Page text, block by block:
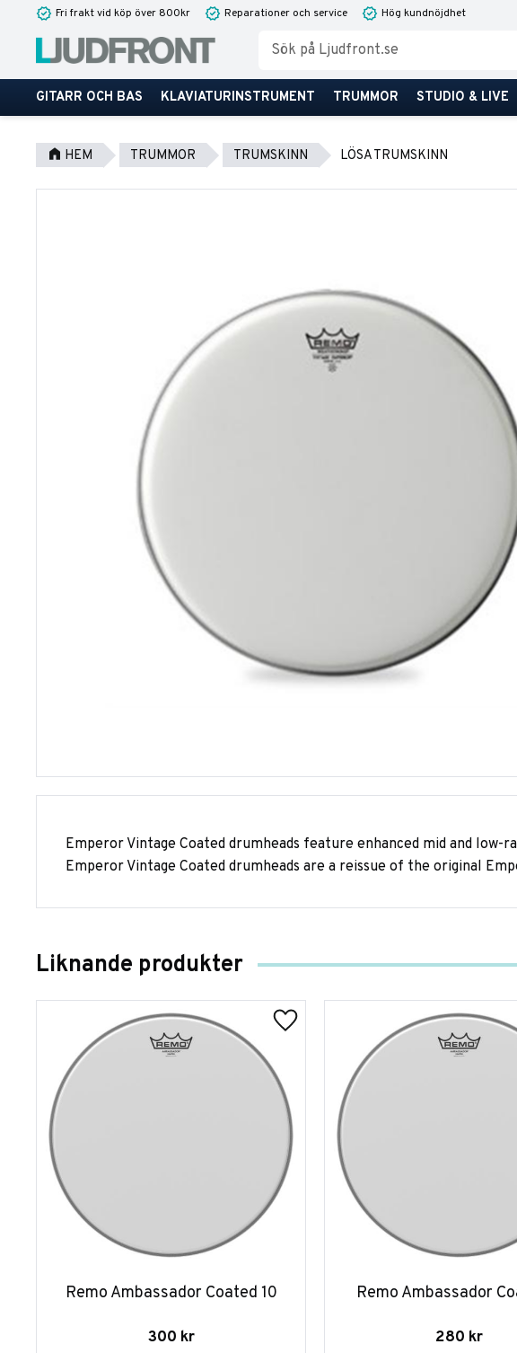
Fri frakt vid köp över 800kr Reparationer och service Hög kundnöjdhet
GITARR OCH BAS KLAVIATURINSTRUMENT TRUMMOR STUDIO & LIVE
HEM TRUMMOR TRUMSKINN LÖSA TRUMSKINN
Emperor Vintage Coated drumheads feature enhanced mid and
Emperor Vintage Coated drumheads are a reissue of the original
Liknande produkter
Remo Ambassador Coated 10
300 kr
Remo Ambassador
280 kr